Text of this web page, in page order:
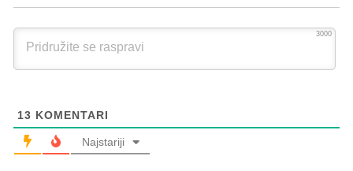
3000
13 KOMENTARI
Najstariji